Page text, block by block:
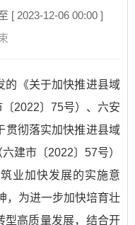
[ 2023-12-06 00:00 ]
的《关于加快推进县域
2022〕75号）、六安
贯彻落实加快推进县域
建市〔2022〕57号）
业加快发展的实施意
，为进一步加快培育壮
型高质量发展，结合开